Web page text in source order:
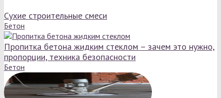
Сухие строительные смеси
Бетон
Пропитка бетона жидким стеклом – зачем это нужно,
пропорции, техника безопасности
Бетон